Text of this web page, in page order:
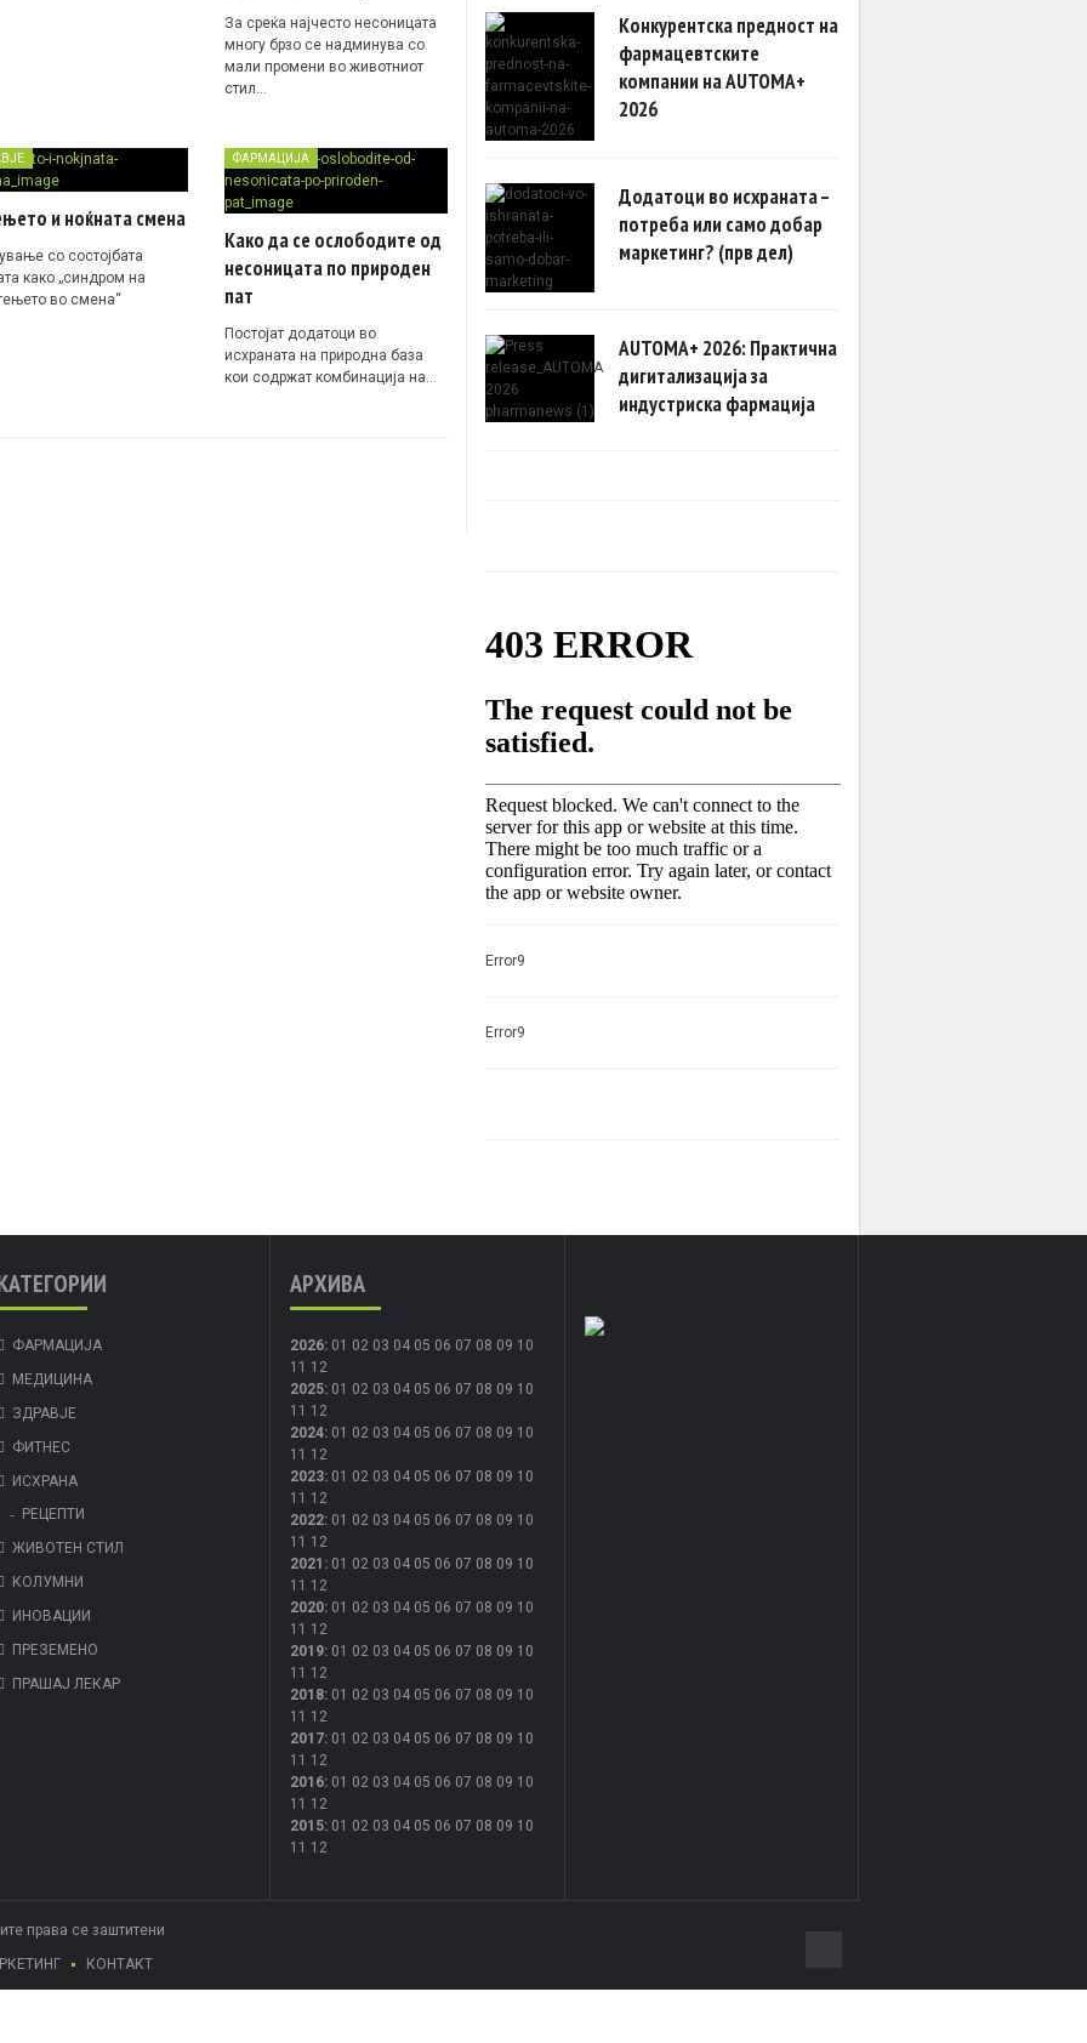
За среќа најчесто несоницата
многу брзо се надминува со
мали промени во животниот
стил…
и ноќната смена
со состојбата
како „синдром на
во смена“
ФАРМАЦИЈА
Како да се ослободите од
несоницата по природен
пат
Постојат додатоци во
исхраната на природна база
кои содржат комбинација на…
Конкурентска предност на
фармацевтските
компании на AUTOMA+
2026
Додатоци во исхраната –
потреба или само добар
маркетинг? (прв дел)
AUTOMA+ 2026: Практична
дигитализација за
индустриска фармација
Error9
Error9
ФАРМАЦИЈА
МЕДИЦИНА
ЗДРАВЈЕ
ФИТНЕС
ИСХРАНА
РЕЦЕПТИ
ЖИВОТЕН СТИЛ
КОЛУМНИ
ИНОВАЦИИ
ПРЕЗЕМЕНО
ПРАШАЈ ЛЕКАР
АРХИВА
2026: 01 02 03 04 05 06 07 08 09 10
11 12
2025: 01 02 03 04 05 06 07 08 09 10
11 12
2024: 01 02 03 04 05 06 07 08 09 10
11 12
2023: 01 02 03 04 05 06 07 08 09 10
11 12
2022: 01 02 03 04 05 06 07 08 09 10
11 12
2021 : 01 02 03 04 05 06 07 08 09 10
11 12
2020: 01 02 03 04 05 06 07 08 09 10
11 12
2019: 01 02 03 04 05 06 07 08 09 10
11 12
2018: 01 02 03 04 05 06 07 08 09 10
11 12
2017: 01 02 03 04 05 06 07 08 09 10
11 12
2016: 01 02 03 04 05 06 07 08 09 10
11 12
2015: 01 02 03 04 05 06 07 08 09 10
11 12
права се заштитени
КОНТАКТ